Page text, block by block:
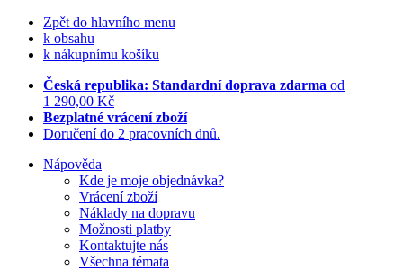
Zpět do hlavního menu
k obsahu
k nákupnímu košíku
Česká republika: Standardní doprava zdarma od
1 290,00 Kč
Bezplatné vrácení zboží
Doručení do 2 pracovních dnů.
Nápověda
Kde je moje objednávka?
Vrácení zboží
Náklady na dopravu
Možnosti platby
Kontaktujte nás
Všechna témata